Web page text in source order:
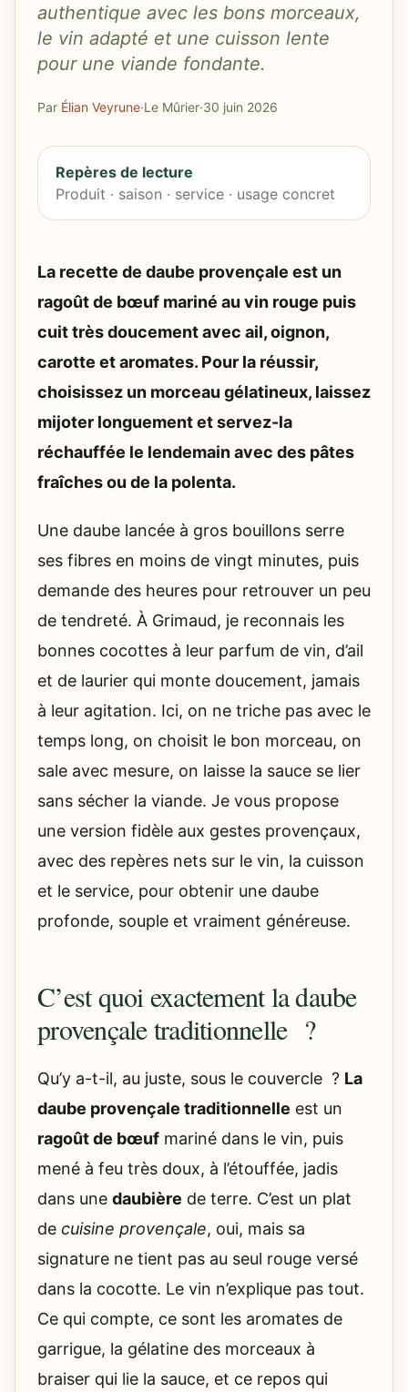
authentique avec les bons morceaux,
le vin adapté et une cuisson lente
pour une viande fondante.
Par Élian Veyrune·Le Mûrier·30 juin 2026
Repères de lecture
Produit · saison · service · usage concret
La recette de daube provençale est un
ragoût de bœuf mariné au vin rouge puis
cuit très doucement avec ail, oignon,
carotte et aromates. Pour la réussir,
choisissez un morceau gélatineux, laissez
mijoter longuement et servez-la
réchauffée le lendemain avec des pâtes
fraîches ou de la polenta.
Une daube lancée à gros bouillons serre
ses fibres en moins de vingt minutes, puis
demande des heures pour retrouver un peu
de tendreté. À Grimaud, je reconnais les
bonnes cocottes à leur parfum de vin, d’ail
et de laurier qui monte doucement, jamais
à leur agitation. Ici, on ne triche pas avec le
temps long, on choisit le bon morceau, on
sale avec mesure, on laisse la sauce se lier
sans sécher la viande. Je vous propose
une version fidèle aux gestes provençaux,
avec des repères nets sur le vin, la cuisson
et le service, pour obtenir une daube
profonde, souple et vraiment généreuse.
C’est quoi exactement la daube
provençale traditionnelle ?
Qu’y a-t-il, au juste, sous le couvercle ? La
daube provençale traditionnelle est un
ragoût de bœuf mariné dans le vin, puis
mené à feu très doux, à l’étouffée, jadis
dans une daubière de terre. C’est un plat
de cuisine provençale, oui, mais sa
signature ne tient pas au seul rouge versé
dans la cocotte. Le vin n’explique pas tout.
Ce qui compte, ce sont les aromates de
garrigue, la gélatine des morceaux à
braiser qui lie la sauce, et ce repos qui